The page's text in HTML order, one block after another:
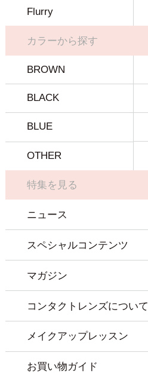
Flurry
カラーから探す
BROWN
BLACK
BLUE
OTHER
特集を見る
ニュース
スペシャルコンテンツ
マガジン
コンタクトレンズについて
メイクアップレッスン
お買い物ガイド